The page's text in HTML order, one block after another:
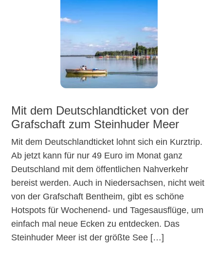
Mit dem Deutschlandticket von der
Grafschaft zum Steinhuder Meer
Mit dem Deutschlandticket lohnt sich ein Kurztrip.
Ab jetzt kann für nur 49 Euro im Monat ganz
Deutschland mit dem öffentlichen Nahverkehr
bereist werden. Auch in Niedersachsen, nicht weit
von der Grafschaft Bentheim, gibt es schöne
Hotspots für Wochenend- und Tagesausflüge, um
einfach mal neue Ecken zu entdecken. Das
Steinhuder Meer ist der größte See […]